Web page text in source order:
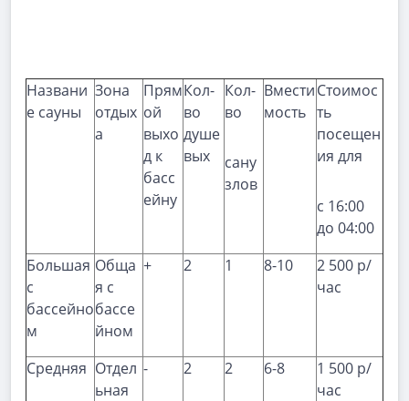
Названи
е сауны
Зона
отдых
а
Прям
ой
выхо
д к
басс
ейну
Кол-
во
душе
вых
Кол-
во
сану
злов
Вмести
мость
Стоимос
ть
посещен
ия для
с 16:00
до 04:00
Большая
с
бассейно
м
Обща
я с
бассе
йном
+ 2 1 8-10
2 500 р/
час
Средняя Отдел
ьная
- 2 2 6-8
1 500 р/
час